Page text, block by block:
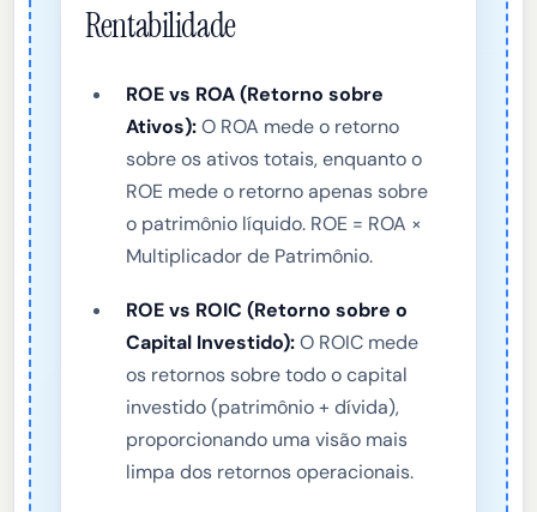
Rentabilidade
ROE vs ROA (Retorno sobre
Ativos):O ROA mede o retorno
sobre os ativos totais, enquanto o
ROE mede o retorno apenas sobre
o patrimônio líquido. ROE = ROA ×
Multiplicador de Patrimônio.
ROE vs ROIC (Retorno sobre o
Capital Investido):O ROIC mede
os retornos sobre todo o capital
investido (patrimônio + dívida),
proporcionando uma visão mais
limpa dos retornos operacionais.